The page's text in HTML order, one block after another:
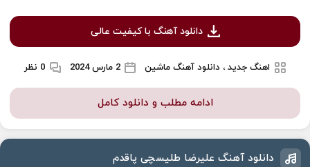
دانلود آهنگ با کیفیت عالی
اهنگ جدید ، دانلود آهنگ ماشین 2 مارس 2024 0 نظر
ادامه مطلب و دانلود کامل
دانلود آهنگ علیرضا طلیسچی پاقدم